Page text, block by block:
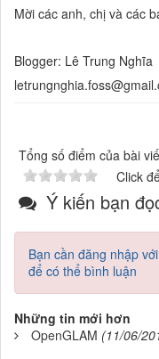
Mời các anh, chị và các
Blogger: Lê Trung Nghĩa
Tổng số điểm của bài
Click
Ý kiến bạn
Bạn cần đăng nhập
để có thể bình luận
Những tin mới hơn
OpenGLAM (11/06/